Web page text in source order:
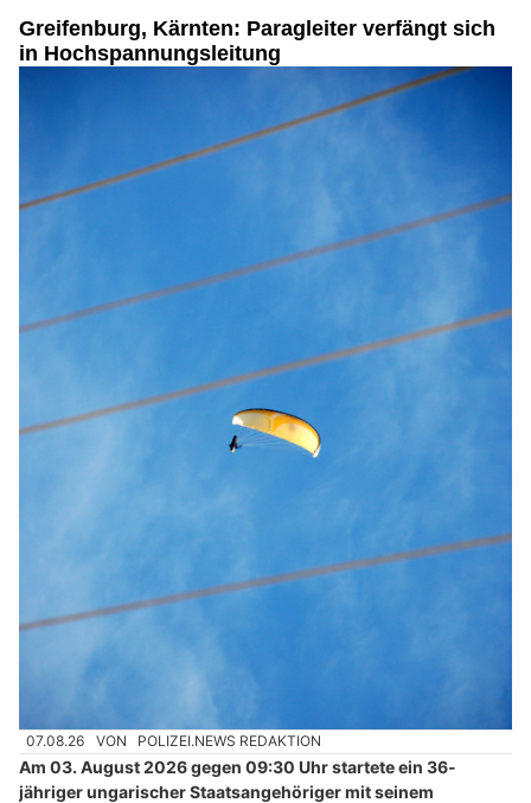
Greifenburg, Kärnten: Paragleiter verfängt sich
in Hochspannungsleitung
07.08.26 VON POLIZEI.NEWS REDAKTION
Am 03. August 2026 gegen 09:30 Uhr startete ein 36-
jähriger ungarischer Staatsangehöriger mit seinem